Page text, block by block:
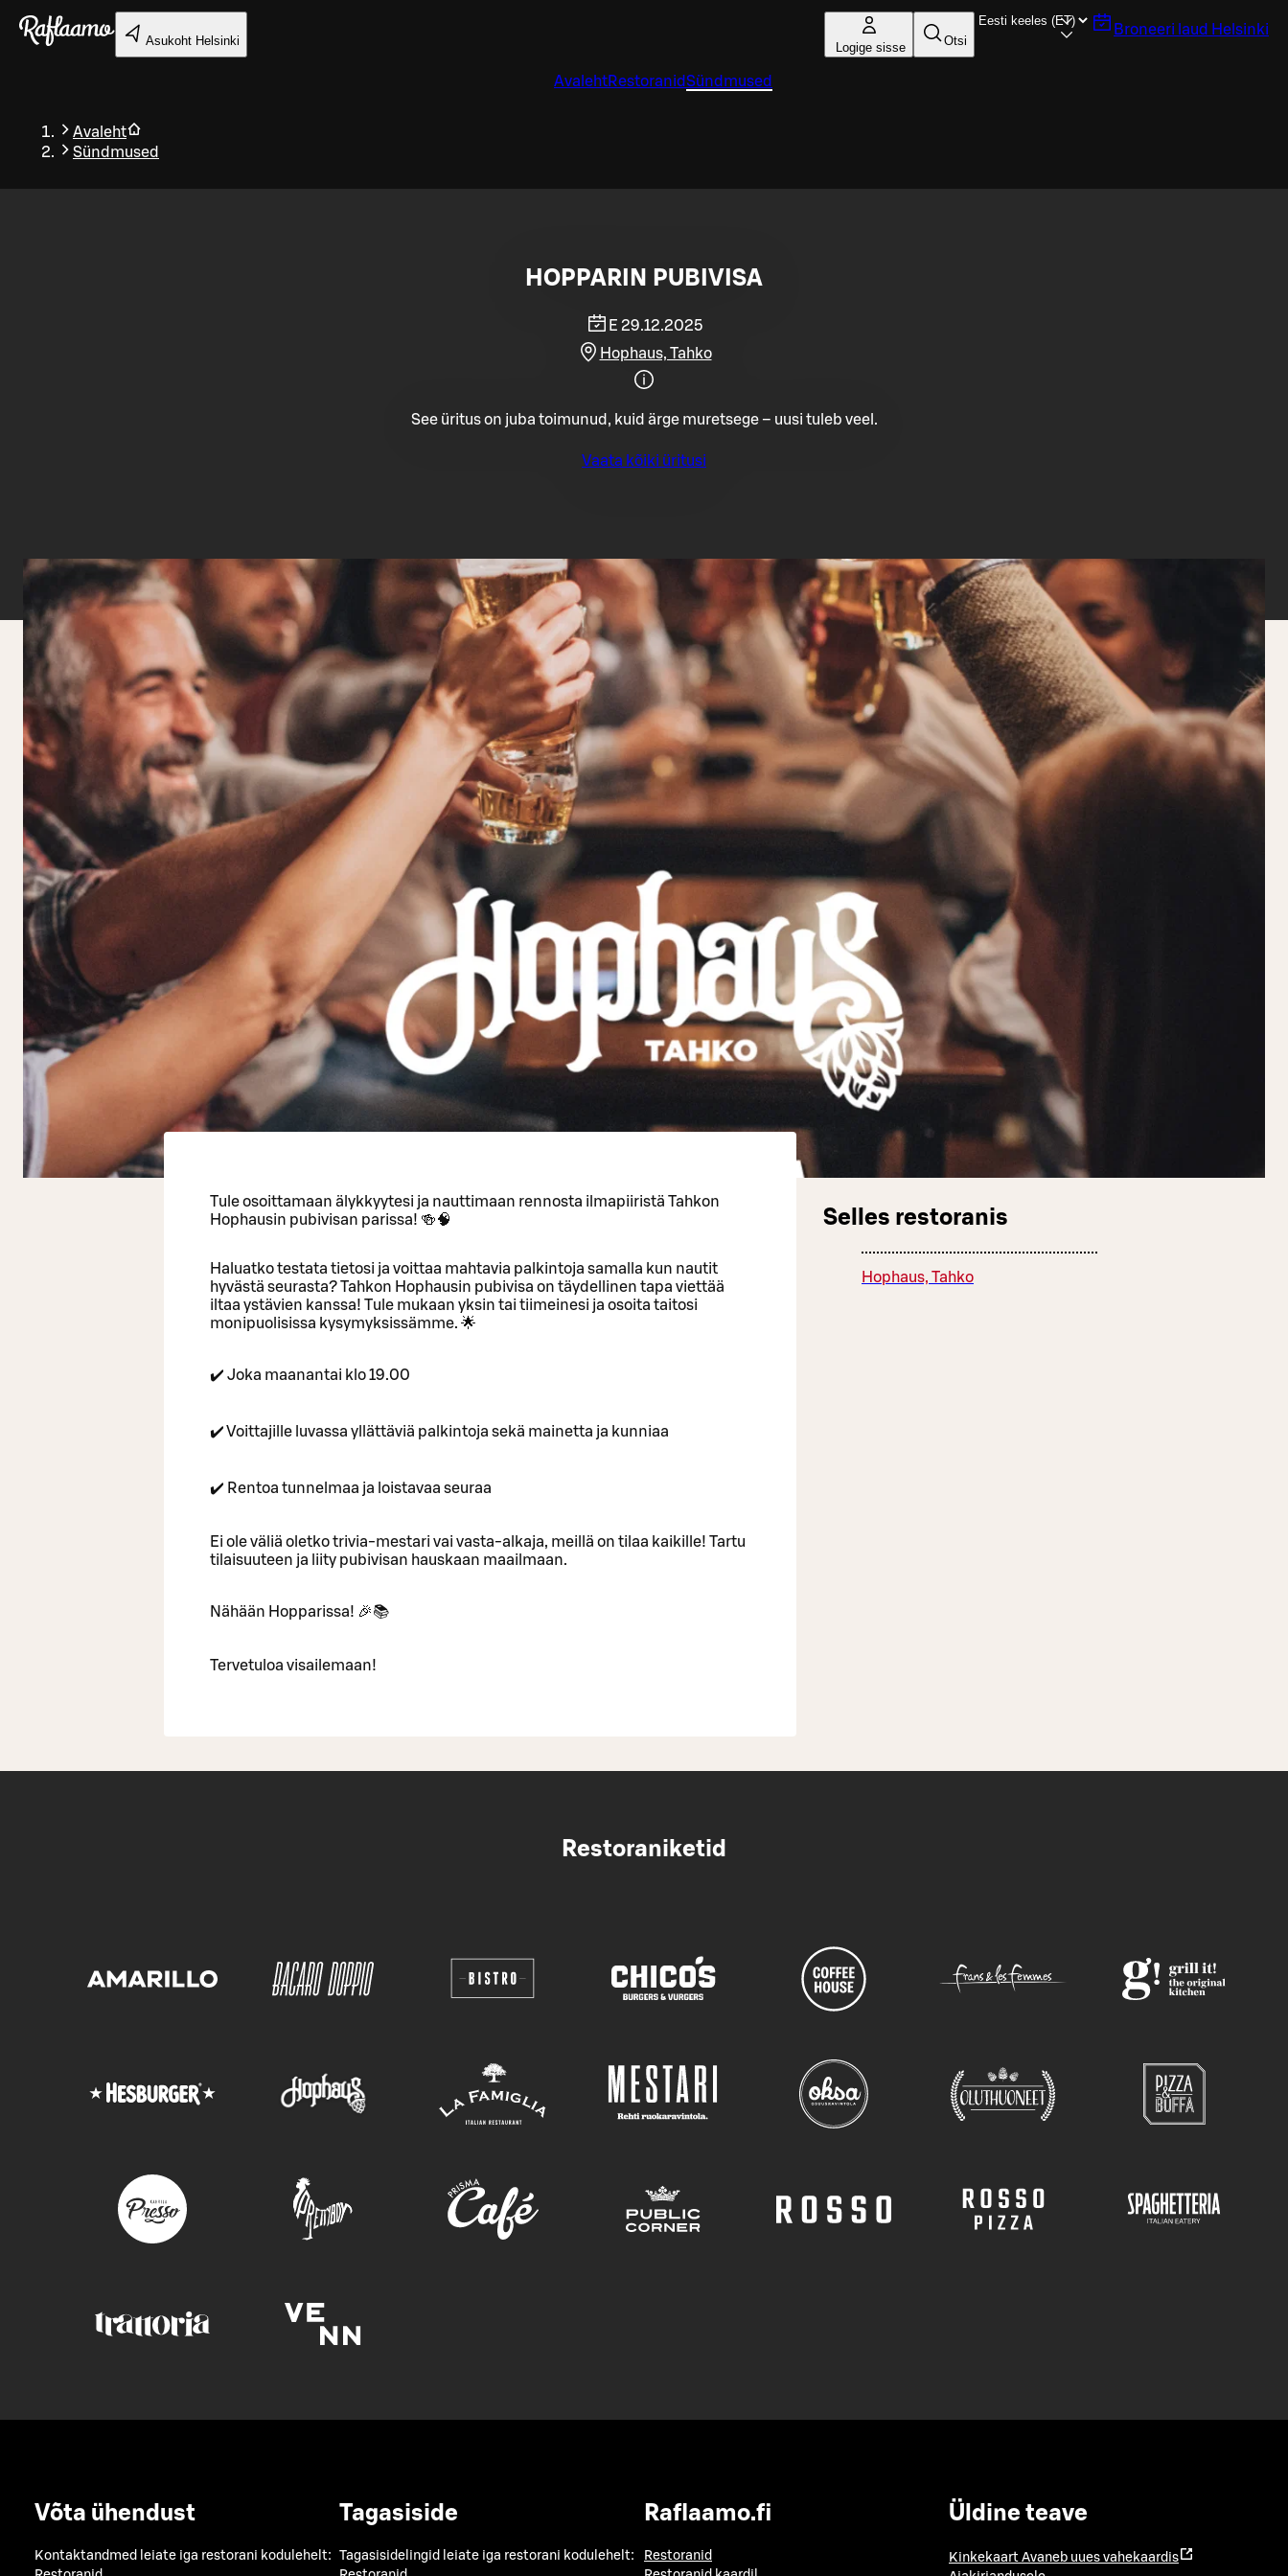
Liigu peamise sisu juurde
Asukoht Helsinki Logige sisse Otsi
Broneeri laud Helsinki
AvalehtRestoranidSündmused
Avaleht
Sündmused
Tagasi
HOPPARIN PUBIVISA
E 29.12.2025
Hophaus, Tahko
See üritus on juba toimunud, kuid ärge muretsege – uusi tuleb veel.
Vaata kõiki üritusi
Tule osoittamaan älykkyytesi ja nauttimaan rennosta ilmapiiristä Tahkon
Hophausin pubivisan parissa! 🍻🧠
Haluatko testata tietosi ja voittaa mahtavia palkintoja samalla kun nautit
hyvästä seurasta? Tahkon Hophausin pubivisa on täydellinen tapa viettää
iltaa ystävien kanssa! Tule mukaan yksin tai tiimeinesi ja osoita taitosi
monipuolisissa kysymyksissämme. 🌟
✔️ Joka maanantai klo 19.00
✔️ Voittajille luvassa yllättäviä palkintoja sekä mainetta ja kunniaa
✔️ Rentoa tunnelmaa ja loistavaa seuraa
Ei ole väliä oletko trivia-mestari vai vasta-alkaja, meillä on tilaa kaikille! Tartu
tilaisuuteen ja liity pubivisan hauskaan maailmaan.
Nähään Hopparissa! 🎉📚
Tervetuloa visailemaan!
Selles restoranis
Hophaus, Tahko
Restoraniketid
Võta ühendust
Kontaktandmed leiate iga restorani kodulehelt:
Tagasiside
Tagasisidelingid leiate iga restorani kodulehelt:
Raflaamo.fi
Restoranid
Üldine teave
Kinkekaart Avaneb uues vahekaardis